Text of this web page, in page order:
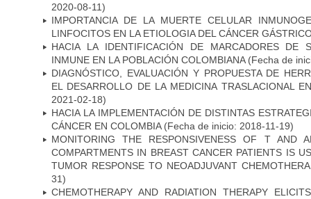
2020-08-11)
IMPORTANCIA DE LA MUERTE CELULAR
LINFOCITOS EN LA ETIOLOGIA DEL CÁNCER
HACIA LA IDENTIFICACIÓN DE MARCADORES DE
INMUNE EN LA POBLACIÓN COLOMBIANA(Fecha de
DIAGNÓSTICO, EVALUACIÓN Y PROPUESTA DE
EL DESARROLLO DE LA MEDICINA TRASLACIONAL
2021-02-18)
HACIA LA IMPLEMENTACIÓN DE DISTINTAS
CÁNCER EN COLOMBIA(Fecha de inicio: 2018-11-19)
MONITORING THE RESPONSIVENESS OF T AND
COMPARTMENTS IN BREAST CANCER PATIENTS IS
TUMOR RESPONSE TO NEOADJUVANT
31)
CHEMOTHERAPY AND RADIATION THERAPY